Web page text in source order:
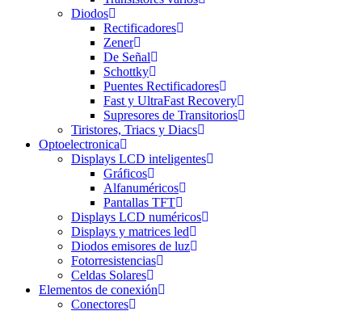
Diodos
Rectificadores
Zener
De Señal
Schottky
Puentes Rectificadores
Fast y UltraFast Recovery
Supresores de Transitorios
Tiristores, Triacs y Diacs
Optoelectronica
Displays LCD inteligentes
Gráficos
Alfanuméricos
Pantallas TFT
Displays LCD numéricos
Displays y matrices led
Diodos emisores de luz
Fotorresistencias
Celdas Solares
Elementos de conexión
Conectores